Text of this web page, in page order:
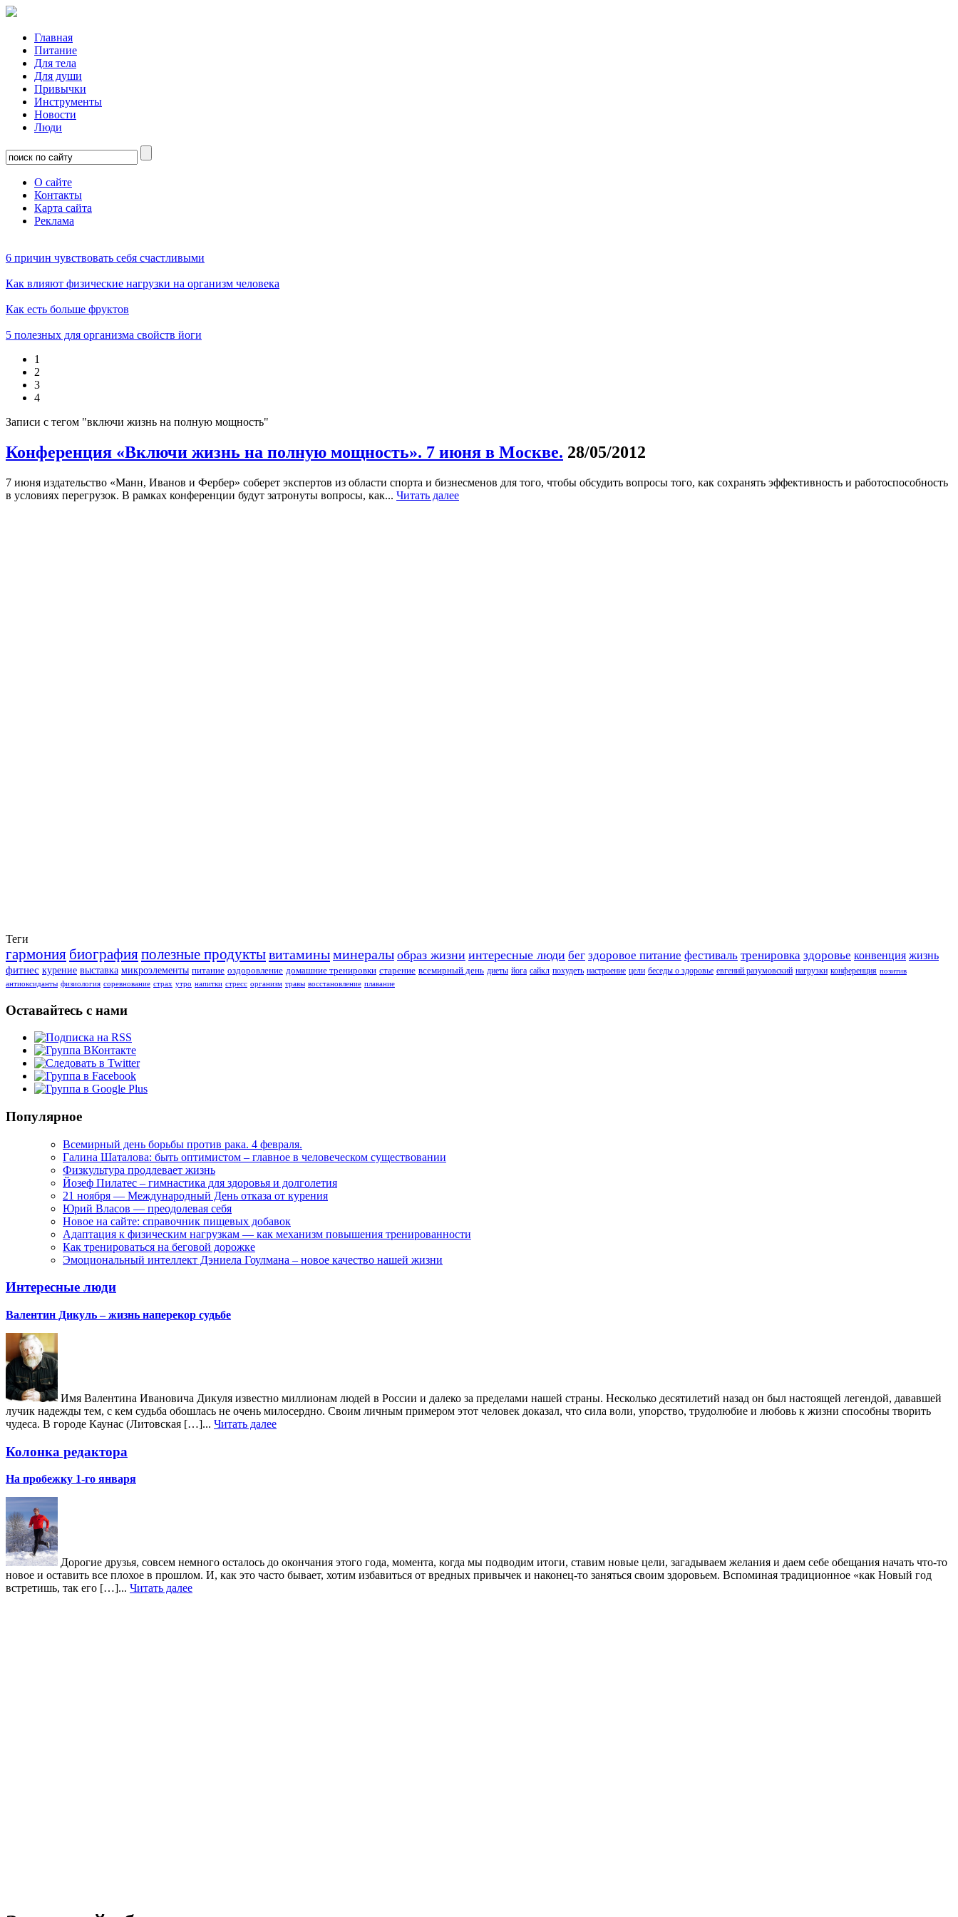
Главная
Питание
Для тела
Для души
Привычки
Инструменты
Новости
Люди
О сайте
Контакты
Карта сайта
Реклама
6 причин чувствовать себя счастливыми
Как влияют физические нагрузки на организм человека
Как есть больше фруктов
5 полезных для организма свойств йоги
1
2
3
4
Записи с тегом "включи жизнь на полную мощность"
Конференция «Включи жизнь на полную мощность». 7 июня в Москве. 28/05/2012
7 июня издательство «Манн, Иванов и Фербер» соберет экспертов из области спорта и бизнесменов для того, чтобы обсудить вопросы того, как сохранять эффективность и работоспособность
в условиях перегрузок. В рамках конференции будут затронуты вопросы, как... Читать далее
Теги
гармония биографияполезные продуктывитаминыминералы образ жизни интересные люди бег здоровое питание фестиваль тренировка здоровье конвенция жизнь
фитнес курение выставка микроэлементы питание оздоровление домашние тренировки старение всемирный день диеты йога сайкл похудеть настроение цели беседы о здоровье евгений разумовский нагрузки конференция позитив
антиоксиданты физиология соревнование страх утро напитки стресс организм травы восстановление плавание
Оставайтесь с нами
Популярное
Всемирный день борьбы против рака. 4 февраля.
Галина Шаталова: быть оптимистом – главное в человеческом существовании
Физкультура продлевает жизнь
Йозеф Пилатес – гимнастика для здоровья и долголетия
21 ноября — Международный День отказа от курения
Юрий Власов — преодолевая себя
Новое на сайте: справочник пищевых добавок
Адаптация к физическим нагрузкам — как механизм повышения тренированности
Как тренироваться на беговой дорожке
Эмоциональный интеллект Дэниела Гоулмана – новое качество нашей жизни
Интересные люди
Валентин Дикуль – жизнь наперекор судьбе
Имя Валентина Ивановича Дикуля известно миллионам людей в России и далеко за пределами нашей страны. Несколько десятилетий назад он был настоящей легендой, дававшей
лучик надежды тем, с кем судьба обошлась не очень милосердно. Своим личным примером этот человек доказал, что сила воли, упорство, трудолюбие и любовь к жизни способны творить
чудеса. В городе Каунас (Литовская […]... Читать далее
Колонка редактора
На пробежку 1-го января
Дорогие друзья, совсем немного осталось до окончания этого года, момента, когда мы подводим итоги, ставим новые цели, загадываем желания и даем себе обещания начать что-то
новое и оставить все плохое в прошлом. И, как это часто бывает, хотим избавиться от вредных привычек и наконец-то заняться своим здоровьем. Вспоминая традиционное «как Новый год
встретишь, так его […]... Читать далее